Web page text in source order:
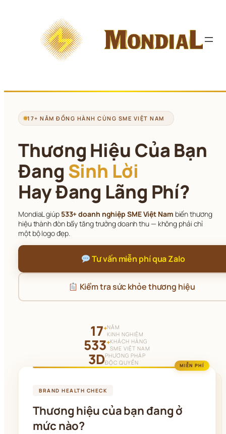
17+ NĂM ĐỒNG HÀNH CÙNG SME VIỆT NAM
Thương Hiệu Của Bạn
Đang Sinh Lời
Hay Đang Lãng Phí?
MondiaL giúp 533+ doanh nghiệp SME Việt Nam biến thương
hiệu thành đòn bẩy tăng trưởng doanh thu — không phải chỉ
một bộ logo đẹp.
Tư vấn miễn phí qua Zalo
Kiểm tra sức khỏe thương hiệu
17+NĂM
KINH NGHIỆM
533+KHÁCH HÀNG
SME VIỆT NAM
3DPHƯƠNG PHÁP
ĐỘC QUYỀN
MIỄN PHÍ
BRAND HEALTH CHECK
Thương hiệu của bạn đang ở
mức nào?